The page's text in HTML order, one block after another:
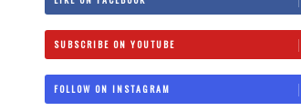
SUBSCRIBE ON YOUTUBE
FOLLOW ON INSTAGRAM